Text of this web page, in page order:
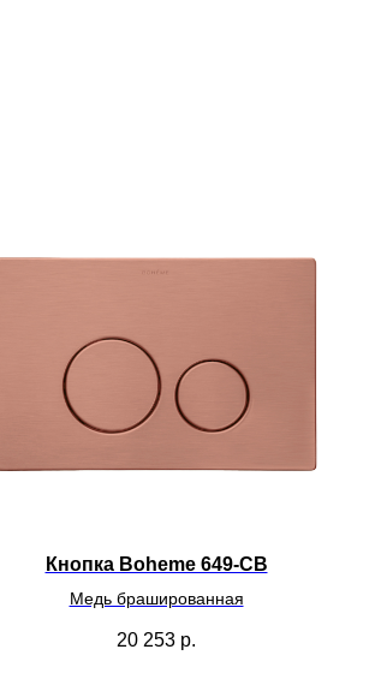
Кнопка Boheme 649-CB
Медь брашированная
20 253 р.